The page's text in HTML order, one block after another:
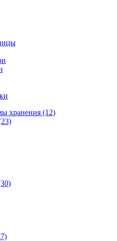
хранения (12)